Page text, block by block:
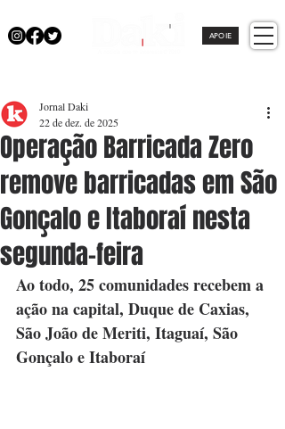
APOIE
Operação Barricada Zero
remove barricadas em São
Gonçalo e Itaboraí nesta
segunda-feira
Jornal Daki
22 de dez. de 2025
Ao todo, 25 comunidades recebem a
ação na capital, Duque de Caxias,
São João de Meriti, Itaguaí, São
Gonçalo e Itaboraí